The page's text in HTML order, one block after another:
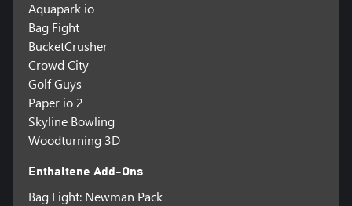
Aquapark io
Bag Fight
BucketCrusher
Crowd City
Golf Guys
Paper io 2
Skyline Bowling
Woodturning 3D
Enthaltene Add-Ons
Bag Fight: Newman Pack